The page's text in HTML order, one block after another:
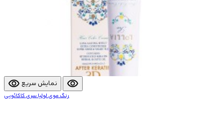
visibility نمایش سریع visibility
رنگ موی لولیا سری کاکائویی